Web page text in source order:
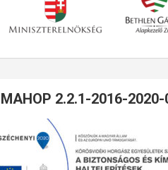
MAHOP 2.2.1-2016-2020-